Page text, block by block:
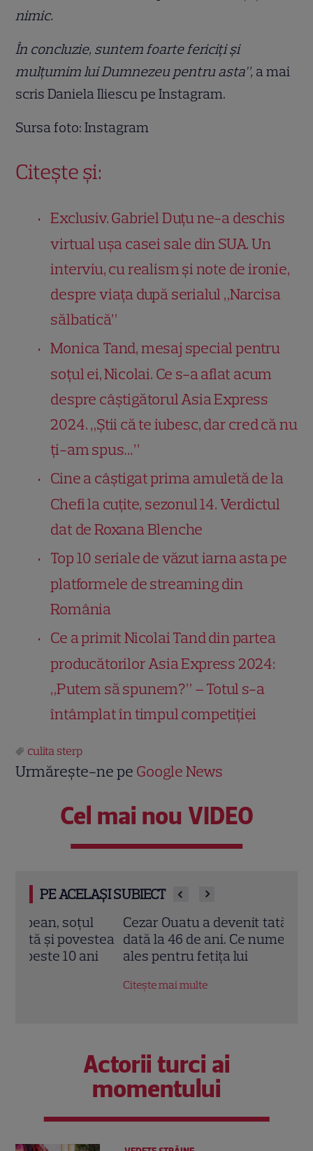
nimic.
În concluzie, suntem foarte fericiți și
mulțumim lui Dumnezeu pentru asta”, a mai
scris Daniela Iliescu pe Instagram.
Sursa foto: Instagram
Citește și:
Exclusiv. Gabriel Duțu ne-a deschis
virtual ușa casei sale din SUA. Un
interviu, cu realism și note de ironie,
despre viața după serialul „Narcisa
sălbatică”
Monica Tand, mesaj special pentru
soțul ei, Nicolai. Ce s-a aflat acum
despre câștigătorul Asia Express
2024. „Știi că te iubesc, dar cred că nu
ți-am spus…”
Cine a câștigat prima amuletă de la
Chefi la cuțite, sezonul 14. Verdictul
dat de Roxana Blenche
Top 10 seriale de văzut iarna asta pe
platformele de streaming din
România
Ce a primit Nicolai Tand din partea
producătorilor Asia Express 2024:
„Putem să spunem?” – Totul s-a
întâmplat în timpul competiției
culita sterp
Urmărește-ne pe Google News
Cel mai nou VIDEO
PE ACELAȘI SUBIECT
Cezar Ouatu a devenit tată pentru prima
dată la 46 de ani. Ce nume deosebit a
ales pentru fetița lui
Actorii turci ai
momentului